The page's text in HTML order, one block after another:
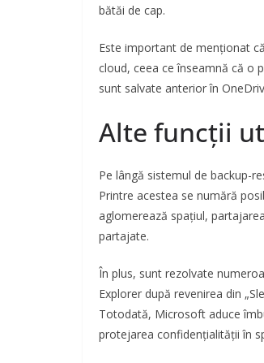
bătăi de cap.
Este important de menționat
cloud, ceea ce înseamnă că o
sunt salvate anterior în
Alte funcții
Pe lângă sistemul de backup-
Printre acestea se numără
aglomerează spațiul,
partajate.
În plus, sunt rezolvate
Explorer după revenirea din
Totodată, Microsoft aduce
protejarea confidențialității în